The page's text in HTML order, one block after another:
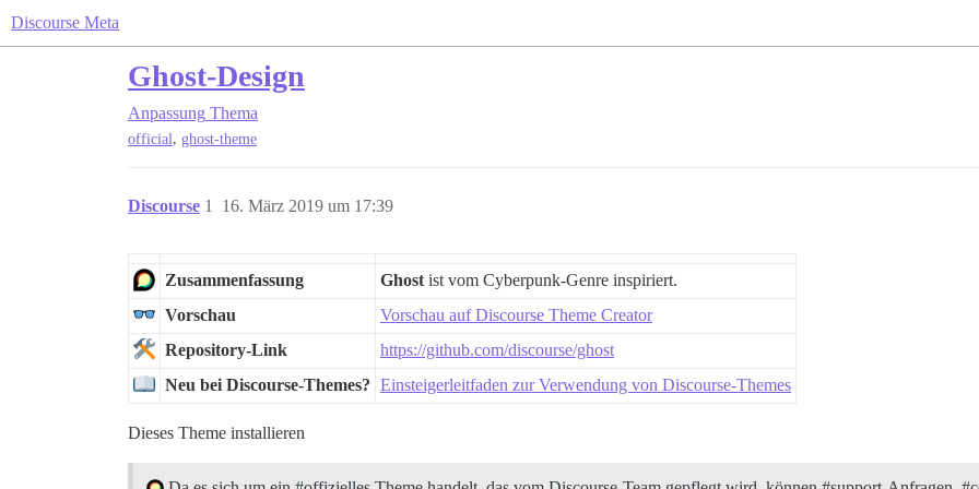
Discourse Meta
Ghost-Design
Anpassung Thema
official, ghost-theme
Discourse 16. März 2019 um 17:39
1
Zusammenfassung Ghost ist vom Cyberpunk-Genre inspiriert.
Vorschau
Vorschau auf Discourse Theme Creator
Repository-Link
https://github.com/discourse/ghost
Neu bei Discourse-Themes? Einsteigerleitfaden zur Verwendung von Discourse-Themes
Dieses Theme installieren